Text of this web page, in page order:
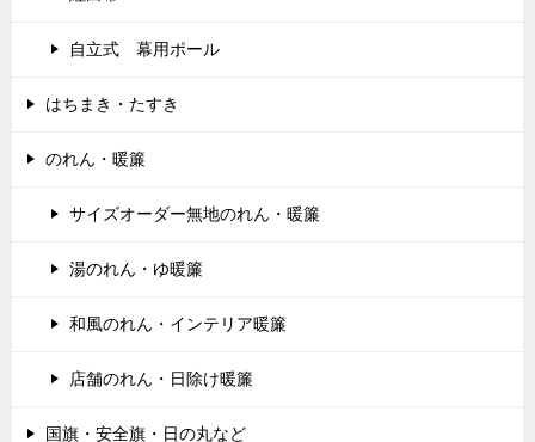
自立式 幕用ポール
はちまき・たすき
のれん・暖簾
サイズオーダー無地のれん・暖簾
湯のれん・ゆ暖簾
和風のれん・インテリア暖簾
店舗のれん・日除け暖簾
国旗・安全旗・日の丸など